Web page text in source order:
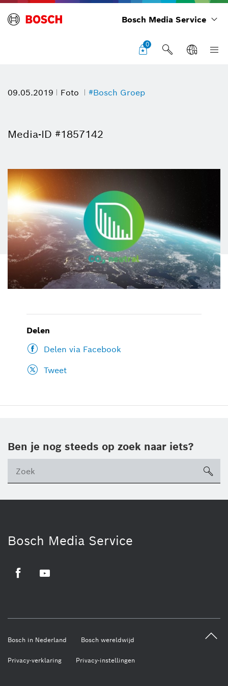
Bosch Media Service
0
09.05.2019 Foto #Bosch Groep
Media-ID #1857142
Delen
Delen via Facebook
Tweet
Ben je nog steeds op zoek naar iets?
Bosch Media Service
Bosch in Nederland Bosch wereldwijd
Privacy-verklaring Privacy-instellingen